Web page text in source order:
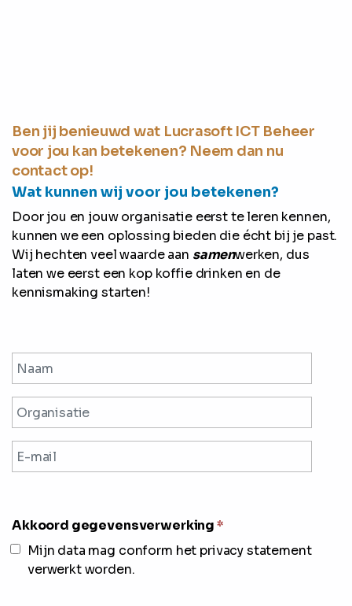
Ben jij benieuwd wat Lucrasoft ICT Beheer
voor jou kan betekenen? Neem dan nu
contact op!
Wat kunnen wij voor jou betekenen?
Door jou en jouw organisatie eerst te leren kennen,
kunnen we een oplossing bieden die écht bij je past.
Wij hechten veel waarde aan samenwerken, dus
laten we eerst een kop koffie drinken en de
kennismaking starten!
Akkoord gegevensverwerking*
Mijn data mag conform het privacy statement
verwerkt worden.